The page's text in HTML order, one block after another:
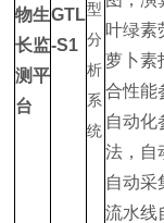
物生
长监
测平
台
GTL
-S1
叶绿素
萝卜素
合性能
自动化
法，自
自动采
流水线